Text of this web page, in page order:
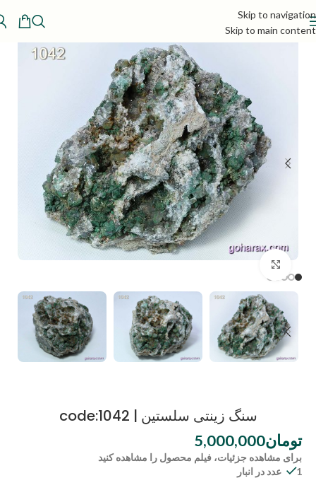
Skip to navigation
Skip to main content
سنگ زینتی سلستین | code:1042
تومان5,000,000
برای مشاهده جزئیات، فیلم محصول را مشاهده کنید
1 عدد در انبار